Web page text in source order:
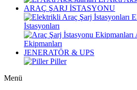
ARAÇ ŞARJ İSTASYONU
İstasyonları
Ekipmanları
JENERATÖR & UPS
Piller
Menü